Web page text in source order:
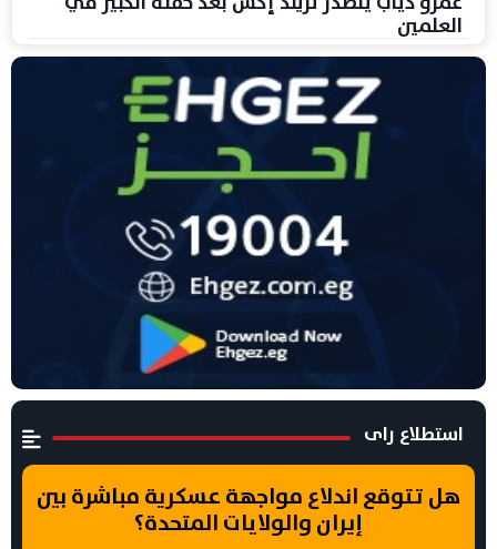
العلمين
استطلاع راى
هل تتوقع اندلاع مواجهة عسكرية مباشرة بين
إيران والولايات المتحدة؟